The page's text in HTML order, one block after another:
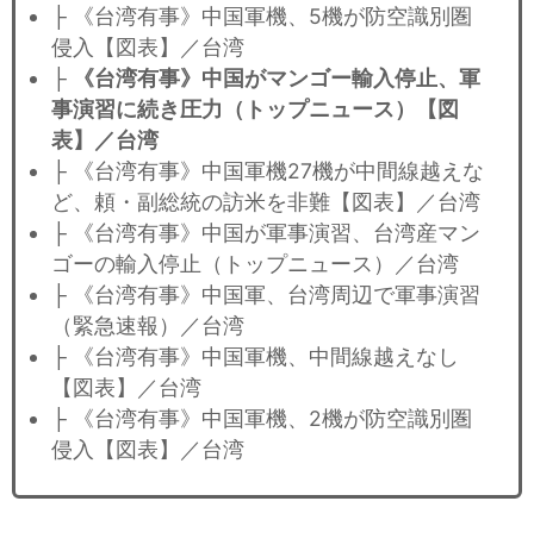
├ 《台湾有事》中国軍機、5機が防空識別圏
侵入【図表】／台湾
├
《台湾有事》中国がマンゴー輸入停止、軍
事演習に続き圧力（トップニュース）【図
表】／台湾
├ 《台湾有事》中国軍機27機が中間線越えな
ど、頼・副総統の訪米を非難【図表】／台湾
├ 《台湾有事》中国が軍事演習、台湾産マン
ゴーの輸入停止（トップニュース）／台湾
├ 《台湾有事》中国軍、台湾周辺で軍事演習
（緊急速報）／台湾
├ 《台湾有事》中国軍機、中間線越えなし
【図表】／台湾
├ 《台湾有事》中国軍機、2機が防空識別圏
侵入【図表】／台湾